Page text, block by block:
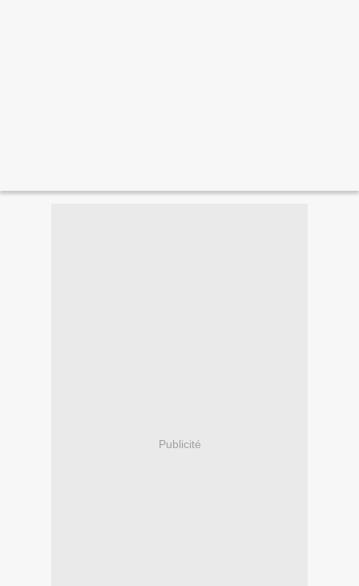
Publicité